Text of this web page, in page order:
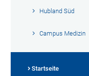
Hubland Süd
Campus Medizin
Startseite